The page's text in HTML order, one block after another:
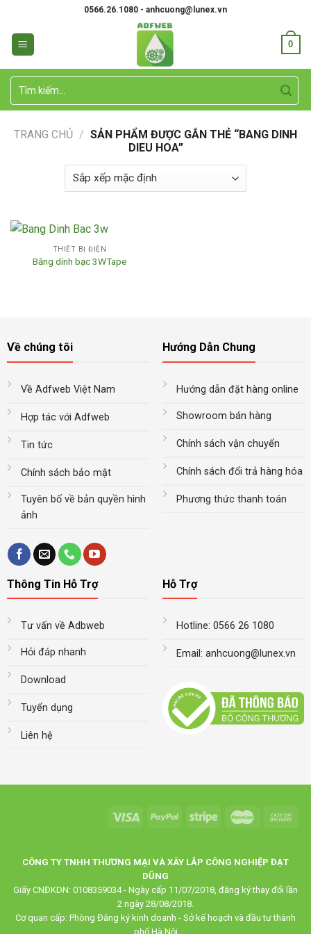
content
0566.26.1080 - anhcuong@lunex.vn
0
Tìm
TRANG CHỦ / SẢN PHẨM ĐƯỢC GẮN THẺ “BANG DINH
DIEU HOA”
THIẾT BỊ ĐIỆN
Băng dính bạc 3WTape
Về chúng tôi
Về Adfweb Việt Nam
Hợp tác với Adfweb
Tin tức
Chính sách bảo mật
Tuyên bố về bản quyền hình
ảnh
Hướng Dẫn Chung
Hướng dẫn đặt hàng online
Showroom bán hàng
Chính sách vận chuyển
Chính sách đổi trả hàng hóa
Phương thức thanh toán
Thông Tin Hỗ Trợ
Tư vấn về Adbweb
Hỏi đáp nhanh
Download
Tuyển dụng
Liên hệ
Hỗ Trợ
Hotline: 0566 26 1080
Email: anhcuong@lunex.vn
CÔNG TY TNHH THƯƠNG MẠI VÀ XÂY LẮP CÔNG NGHIỆP ĐẠT
DŨNG
Giấy CNĐKDN: 0108359034 - Ngày cấp 11/07/2018, đăng ký thay đổi lần
2 ngày 28/08/2018.
Cơ quan cấp: Phòng Đăng ký kinh doanh - Sở kế hoạch và đầu tư thành
phố Hà Nội